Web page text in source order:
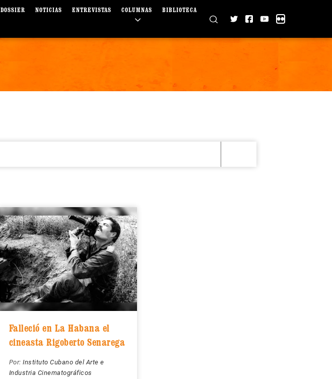
DOSSIER NOTICIAS ENTREVISTAS COLUMNAS BIBLIOTECA
Falleció en La Habana el
cineasta Rigoberto Senarega
Por: Instituto Cubano del Arte e
Industria Cinematográficos